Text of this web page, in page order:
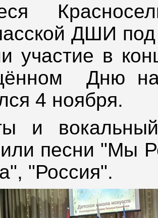
ДШИ
участие в
Дню
4 ноября.
и
песни "Мы
"Россия".